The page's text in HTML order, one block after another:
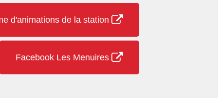
d'animations de la station
Facebook Les Menuires